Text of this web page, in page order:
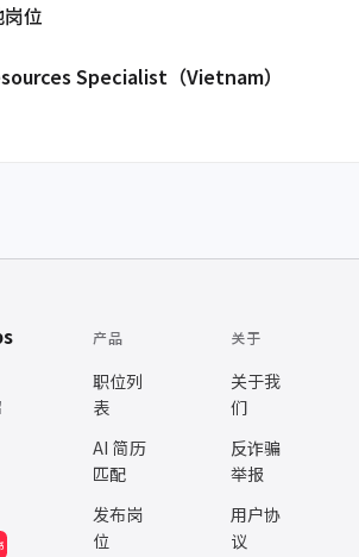
位
Specialist（Vietnam）
产品
职位列
表
AI 简历
匹配
发布岗
位
关于
关于我
们
反诈骗
举报
用户协
议